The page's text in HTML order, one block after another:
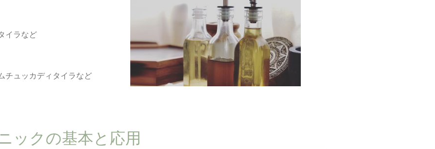
イラなど
チュッカディタイラなど
ックの基本と応用